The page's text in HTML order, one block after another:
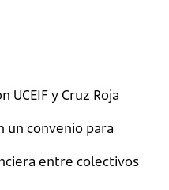
UCEIF y Cruz Roja
un convenio para
entre colectivos